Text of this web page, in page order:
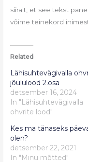
siiralt, et see tekst
võime teinekord
Related
Lähisuhtevägivalla
jõululood 2.osa
detsember 16, 2024
In "Lähisuhtevägivalla
ohvrite lood"
Kes ma tänaseks
olen?
detsember 22, 2021
In "Minu mõtted"